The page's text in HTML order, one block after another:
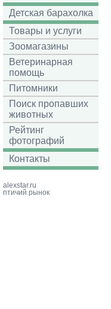
Детская барахолка
Товары и услуги
Зоомагазины
Ветеринарная
помощь
Питомники
Поиск пропавших
животных
Рейтинг
фотографий
Контакты
alexstar.ru
птичий рынок